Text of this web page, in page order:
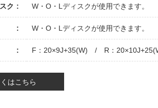
ク W・O・Lディスクが使用できます。
W・O・Lディスクが使用できます。
F：20×9J+35(W) / R：
はこちら